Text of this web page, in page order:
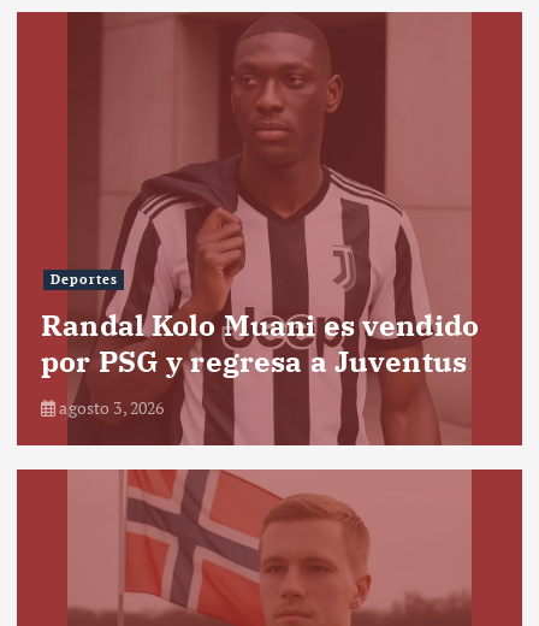
Deportes
Randal Kolo Muani es vendido
por PSG y regresa a Juventus
agosto 3, 2026